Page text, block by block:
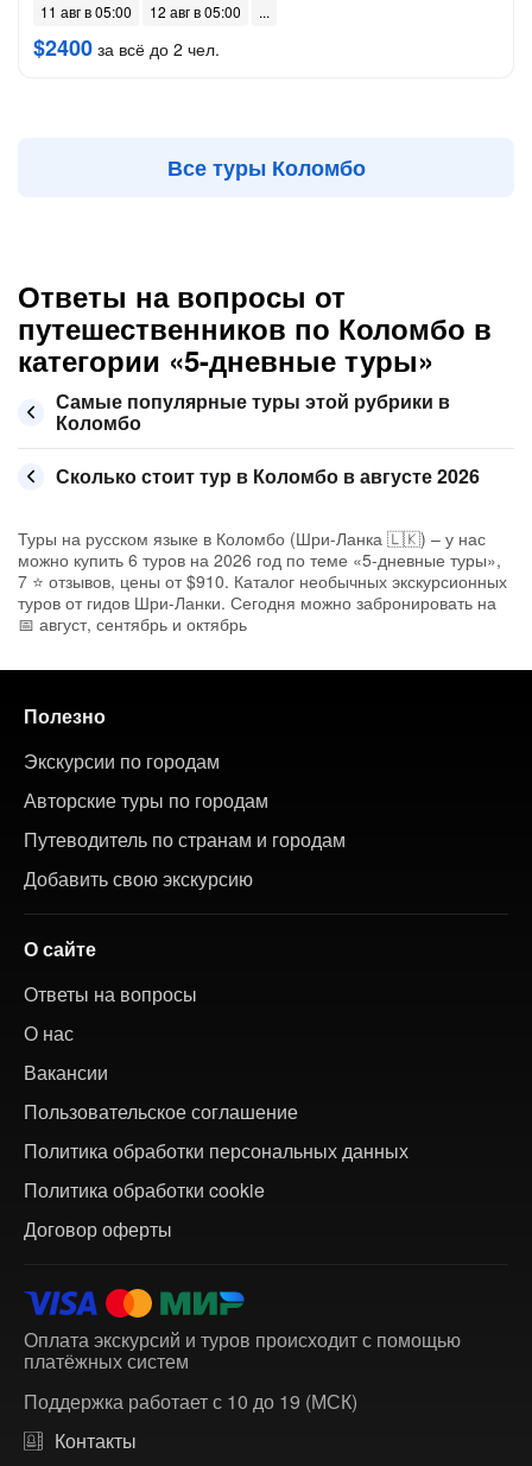
11 авг в 05:00 12 авг в 05:00
$2400 за всё до 2 чел.
Все туры Коломбо
Ответы на вопросы от
путешественников по Коломбо в
категории «5-дневные туры»
Самые популярные туры этой рубрики в
Коломбо
Сколько стоит тур в Коломбо в августе 2026
Туры на русском языке в Коломбо (Шри-Ланка 🇱🇰) – у нас
можно купить 6 туров на 2026 год по теме «5-дневные туры»,
7 ⭐ отзывов, цены от $910. Каталог необычных экскурсионных
туров от гидов Шри-Ланки. Сегодня можно забронировать на
📅 август, сентябрь и октябрь
Полезно
Экскурсии по городам
Авторские туры по городам
Путеводитель по странам и городам
Добавить свою экскурсию
О сайте
Ответы на вопросы
О нас
Вакансии
Пользовательское соглашение
Политика обработки персональных данных
Политика обработки cookie
Договор оферты
Оплата экскурсий и туров происходит с помощью
платёжных систем
Поддержка работает с 10 до 19 (МСК)
Контакты